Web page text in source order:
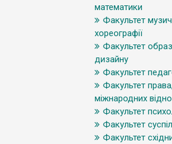
математики
Факультет
хореографії
Факультет
дизайну
Факультет
Факультет
міжнародних
Факультет
Факультет
Факультет